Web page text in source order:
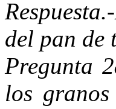
del pan de
Pregunta
los